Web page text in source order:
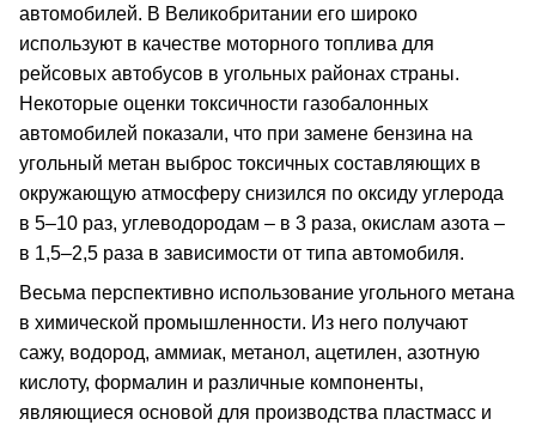
автомобилей. В Великобритании его широко
используют в качестве моторного топлива для
рейсовых автобусов в угольных районах страны.
Некоторые оценки токсичности газобалонных
автомобилей показали, что при замене бензина на
угольный метан выброс токсичных составляющих в
окружающую атмосферу снизился по оксиду углерода
в 5–10 раз, углеводородам – в 3 раза, окислам азота –
в 1,5–2,5 раза в зависимости от типа автомобиля.
Весьма перспективно использование угольного метана
в химической промышленности. Из него получают
сажу, водород, аммиак, метанол, ацетилен, азотную
кислоту, формалин и различные компоненты,
являющиеся основой для производства пластмасс и